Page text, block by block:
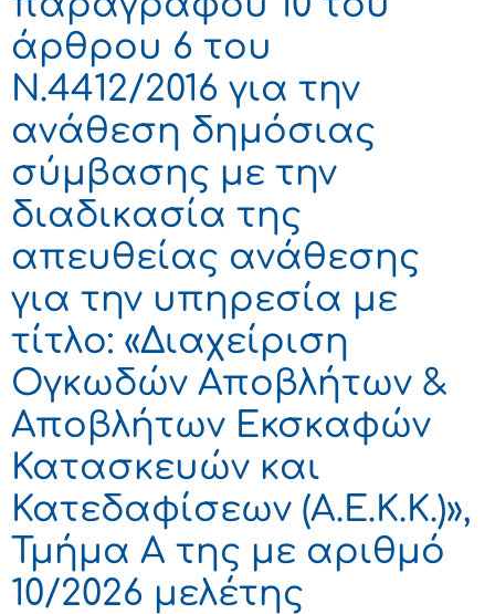
άρθρου 6 του
Ν.4412/2016 για την
ανάθεση δημόσιας
σύμβασης με την
διαδικασία της
απευθείας ανάθεσης
για την υπηρεσία με
τίτλο: «Διαχείριση
Ογκωδών Αποβλήτων &
Αποβλήτων Εκσκαφών
Κατασκευών και
Κατεδαφίσεων (Α.Ε.Κ.Κ.)»,
Τμήμα Α της με αριθμό
10/2026 μελέτης